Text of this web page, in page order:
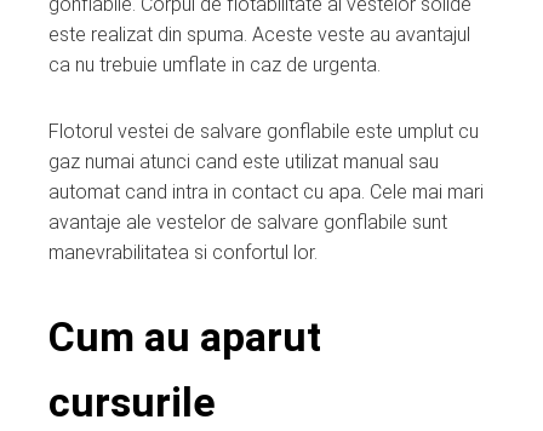
este realizat din spuma. Aceste veste au avantajul
ca nu trebuie umflate in caz de urgenta.
Flotorul vestei de salvare gonflabile este umplut cu
gaz numai atunci cand este utilizat manual sau
automat cand intra in contact cu apa. Cele mai mari
avantaje ale vestelor de salvare gonflabile sunt
manevrabilitatea si confortul lor.
Cum au aparut
cursurile